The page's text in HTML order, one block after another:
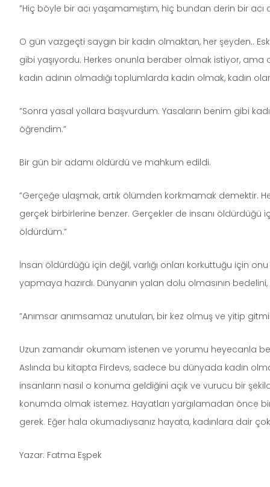
”Hiç böyle bir acı yaşamamıştım, hiç bundan derin bir acı
O gün vazgeçti saygın bir kadın olmaktan, her şeyden..
gibi yaşıyordu. Herkes onunla beraber olmak istiyor,
kadın adının olmadığı toplumlarda kadın olmak, kadın
”Sonra yasal yollara başvurdum. Yasaların benim gibi
öğrendim.”
Bir gün bir adamı öldürdü ve mahkum edildi.
”Gerçeğe ulaşmak, artık ölümden korkmamak demektir.
gerçek birbirlerine benzer. Gerçekler de insanı öldürdüğü
öldürdüm.”
İnsan öldürdüğü için değil, varlığı onları korkuttuğu için
yapmaya hazırdı. Dünyanın yalan dolu olmasının
”Anımsar anımsamaz unutulan, bir kez olmuş ve yitip
Uzun zamandır okumam istenen ve yorumu heyecanla
Aslında bu kitapta Firdevs, sadece bu dünyada kadın
insanların nasıl o konuma geldiğini açık ve vurucu bir
konumda olmak istemez. Hayatları yargılamadan önce
gerek. Eğer hala okumadıysanız hayata, kadınlara dair
Yazar: Fatma Eşpek